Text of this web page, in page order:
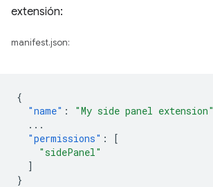
extensión:
manifest.json:
{
"name" : "My side panel extension"
...
"permissions" :
[
"sidePanel"
]
}